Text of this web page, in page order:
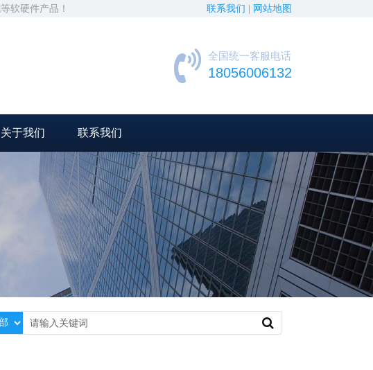
软硬件产品！ 联系我们 | 网站地图
全国统一客服电话
18056006132
关于我们 联系我们